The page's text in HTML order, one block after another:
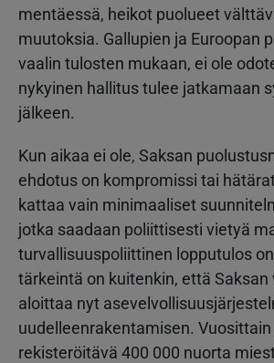
mentäessä, heikot puolueet
muutoksia. Gallupien ja Euroopan
vaalin tulosten mukaan, ei ole
nykyinen hallitus tulee jatkamaan
jälkeen.
Kun aikaa ei ole, Saksan
ehdotus on kompromissi tai
kattaa vain minimaaliset
jotka saadaan poliittisesti vietyä
turvallisuuspoliittinen lopputulos
tärkeintä on kuitenkin, että Saksan
aloittaa nyt
uudelleenrakentamisen. Vuosittain
rekisteröitävä 400 000 nuorta